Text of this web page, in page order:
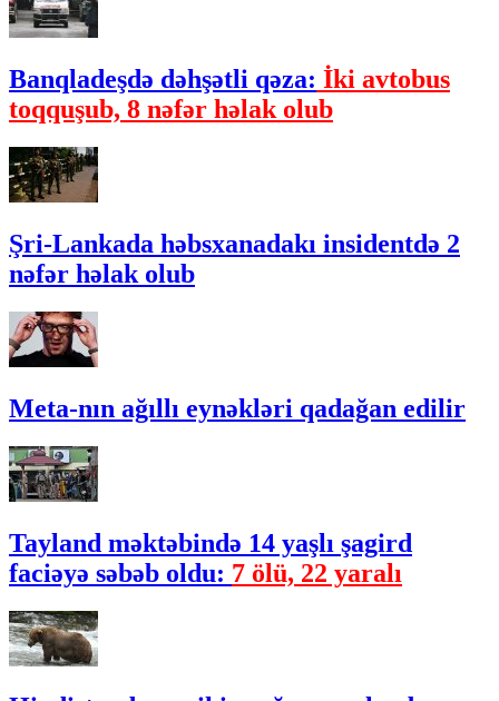
Banqladeşdə dəhşətli qəza: İki avtobus
toqquşub, 8 nəfər həlak olub
Şri-Lankada həbsxanadakı insidentdə 2
nəfər həlak olub
Meta-nın ağıllı eynəkləri qadağan edilir
Tayland məktəbində 14 yaşlı şagird
faciəyə səbəb oldu: 7 ölü, 22 yaralı